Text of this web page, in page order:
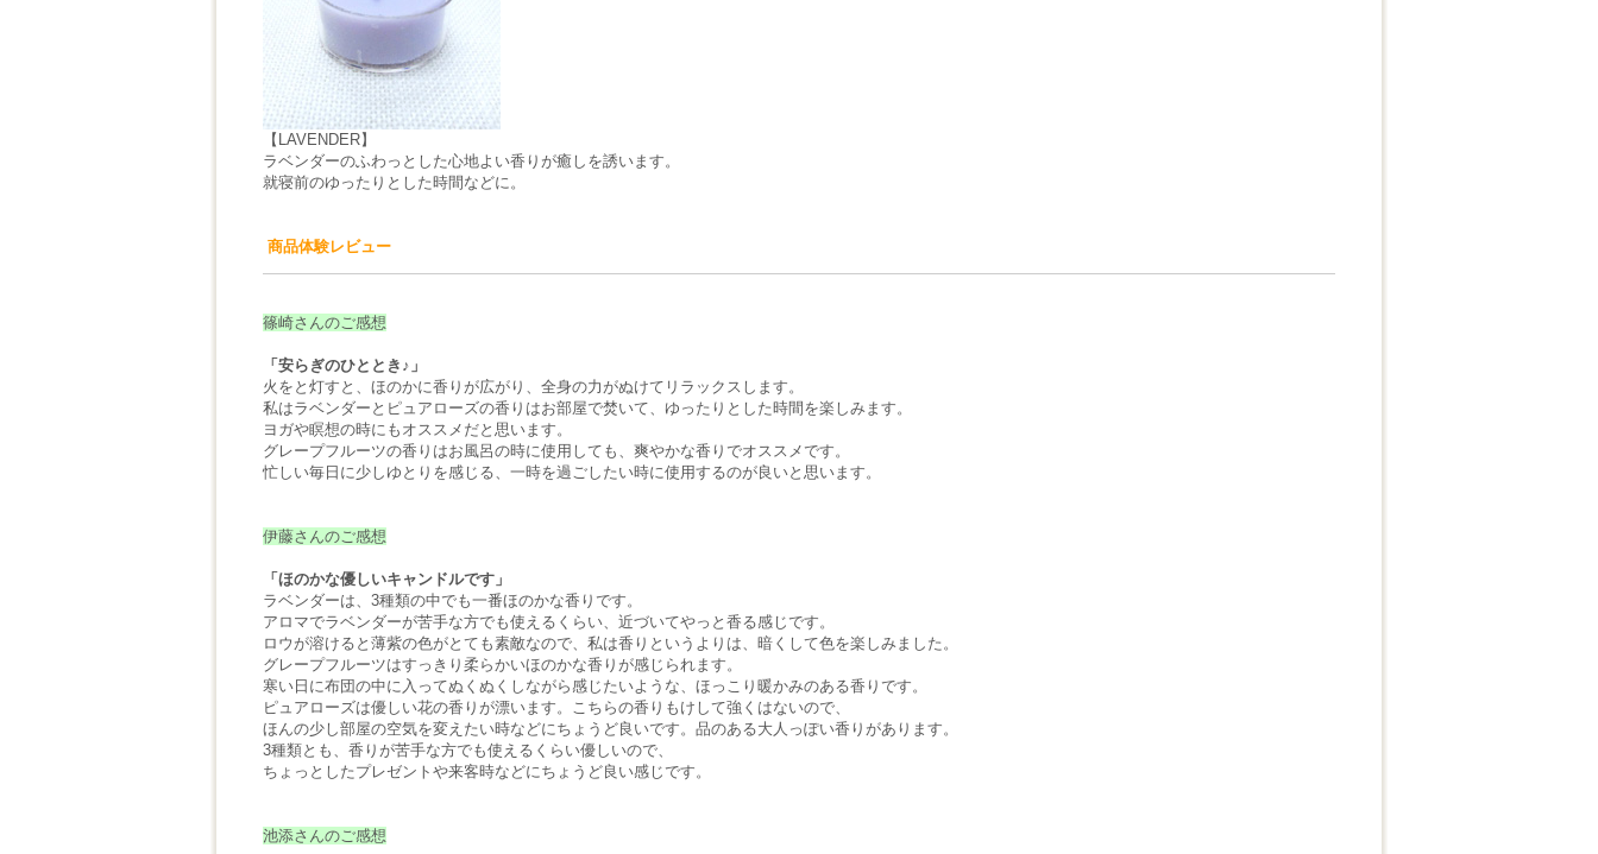
【LAVENDER】
ラベンダーのふわっとした心地よい香りが癒しを誘います。
就寝前のゆったりとした時間などに。
商品体験レビュー
篠崎さんのご感想
「安らぎのひととき♪」
火をと灯すと、ほのかに香りが広がり、全身の力がぬけてリラックスします。
私はラベンダーとピュアローズの香りはお部屋で焚いて、ゆったりとした時間を楽しみます。
ヨガや瞑想の時にもオススメだと思います。
グレープフルーツの香りはお風呂の時に使用しても、爽やかな香りでオススメです。
忙しい毎日に少しゆとりを感じる、一時を過ごしたい時に使用するのが良いと思います。
伊藤さんのご感想
「ほのかな優しいキャンドルです」
ラベンダーは、3種類の中でも一番ほのかな香りです。
アロマでラベンダーが苦手な方でも使えるくらい、近づいてやっと香る感じです。
ロウが溶けると薄紫の色がとても素敵なので、私は香りというよりは、暗くして色を楽しみました。
グレープフルーツはすっきり柔らかいほのかな香りが感じられます。
寒い日に布団の中に入ってぬくぬくしながら感じたいような、ほっこり暖かみのある香りです。
ピュアローズは優しい花の香りが漂います。こちらの香りもけして強くはないので、
ほんの少し部屋の空気を変えたい時などにちょうど良いです。品のある大人っぽい香りがあります。
3種類とも、香りが苦手な方でも使えるくらい優しいので、
ちょっとしたプレゼントや来客時などにちょうど良い感じです。
池添さんのご感想